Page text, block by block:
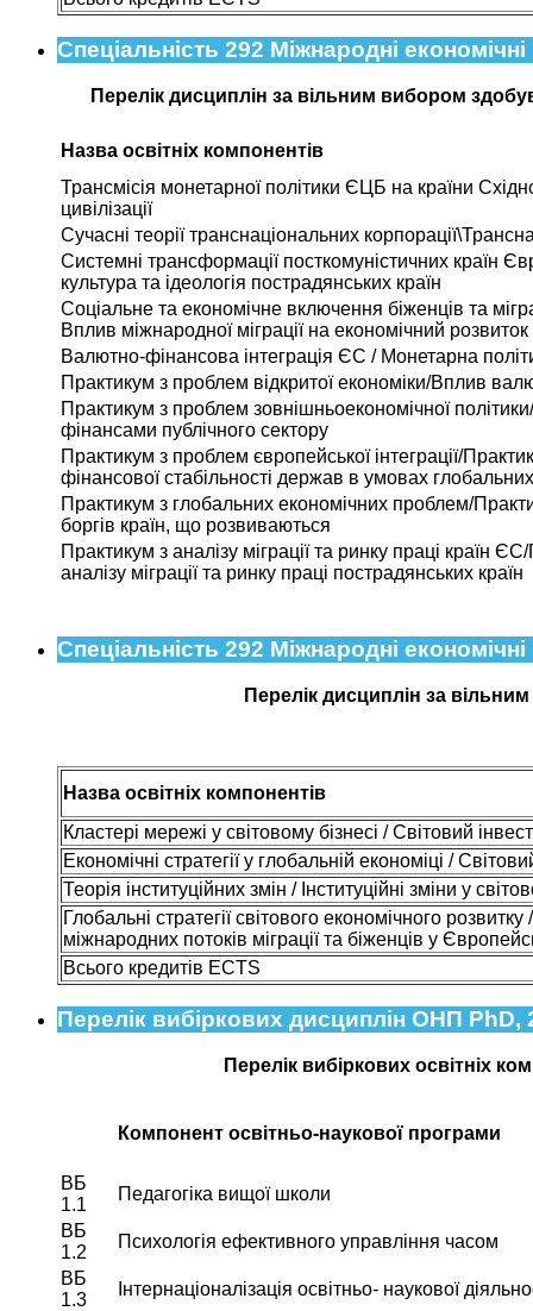
Спеціальність 292 Міжнародні
Перелік дисциплін за вільним вибором
Назва освітніх компонентів
Трансмісія монетарної політики ЄЦБ на країни
цивілізації
Сучасні теорії транснаціональних
Системні трансформації посткомуністичних країн
культура та ідеологія пострадянських країн
Соціальне та економічне включення біженців та
Вплив міжнародної міграції на економічний розвиток
Валютно-фінансова інтеграція ЄС / Монетарна
Практикум з проблем відкритої економіки/Вплив
Практикум з проблем зовнішньоекономічної
фінансами публічного сектору
Практикум з проблем європейської інтеграції/
фінансової стабільності держав в умовах
Практикум з глобальних економічних проблем/
боргів країн, що розвиваються
Практикум з аналізу міграції та ринку праці країн
аналізу міграції та ринку праці пострадянських країн
Спеціальність 292 Міжнародні
Перелік дисциплін за
Назва освітніх компонентів
Кластері мережі у світовому бізнесі / Світовий
Економічні стратегії у глобальній економіці /
Теорія інституційних змін / Інституційні зміни у
Глобальні стратегії світового економічного
міжнародних потоків міграції та біженців у
Всього кредитів ECTS
Перелік вибіркових дисциплін ОНП PhD,
Перелік вибіркових освітніх
Компонент освітньо-наукової програми
ВБ
1.1
Педагогіка вищої школи
ВБ
1.2
Психологія ефективного управління часом
ВБ
1.3
Інтернаціоналізація освітньо- наукової